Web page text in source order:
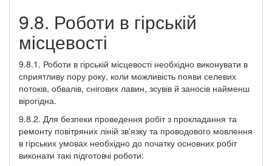
9.8. Роботи в гірській
місцевості
9.8.1. Роботи в гірській місцевості необхідно виконувати в
сприятливу пору року, коли можливість появи селевих
потоків, обвалів, снігових лавин, зсувів й заносів найменш
вірогідна.
9.8.2. Для безпеки проведення робіт з прокладання та
ремонту повітряних ліній зв'язку та проводового мовлення
в гірських умовах необхідно до початку основних робіт
виконати такі підготовчі роботи: